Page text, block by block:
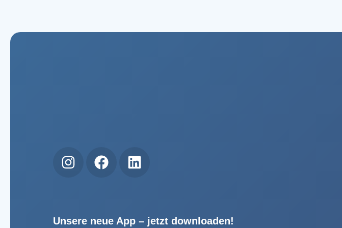
Unsere neue App – jetzt downloaden!